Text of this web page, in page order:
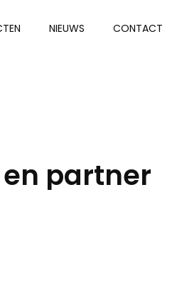
NIEUWS CONTACT
partner